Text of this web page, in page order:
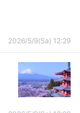
2026/5/9(Sa) 12:29